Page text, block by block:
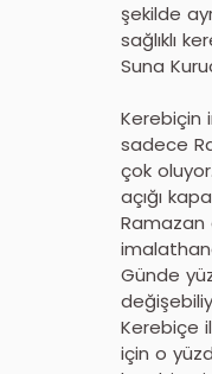
şekilde
sağlıklı
Suna
Kerebiçin
sadece
çok
açığı
Ramazan
Günde
Kerebiçe
için o